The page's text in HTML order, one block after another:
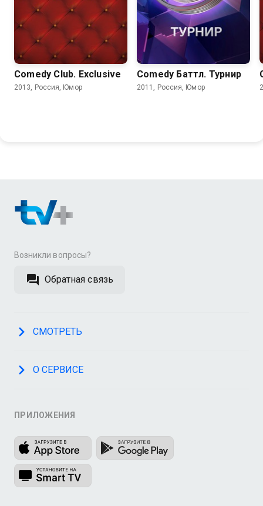
Comedy Club. Exclusive
2013, Россия, Юмор
Comedy Баттл. Турнир
2011, Россия, Юмор
Возникли вопросы?
Обратная связь
СМОТРЕТЬ
О СЕРВИСЕ
ПРИЛОЖЕНИЯ